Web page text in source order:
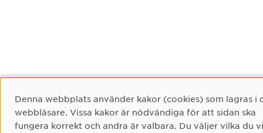
Cookie-samtycke
Denna webbplats använder kakor (cookies) som lagras i
webbläsare. Vissa kakor är nödvändiga för att sidan ska
fungera korrekt och andra är valbara. Du väljer vilka du